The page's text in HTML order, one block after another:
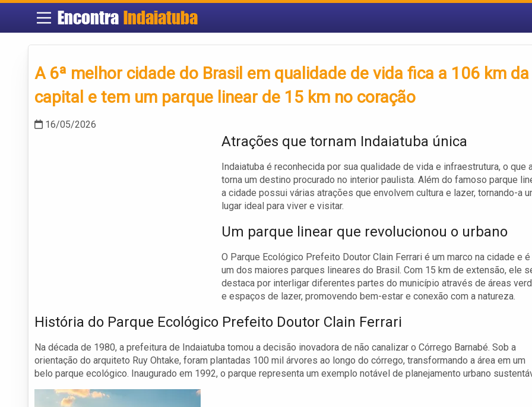
EncontraIndaiatuba
A 6ª melhor cidade do Brasil em qualidade de vida fica a 106 km da
capital e tem um parque linear de 15 km no coração
16/05/2026
Atrações que tornam Indaiatuba única
Indaiatuba é reconhecida por sua qualidade de vida e infraestrutura, o que
torna um destino procurado no interior paulista. Além do famoso parque
a cidade possui várias atrações que envolvem cultura e lazer, tornando-a
lugar ideal para viver e visitar.
Um parque linear que revolucionou o urbano
O Parque Ecológico Prefeito Doutor Clain Ferrari é um marco na cidade e é
um dos maiores parques lineares do Brasil. Com 15 km de extensão, ele
destaca por interligar diferentes partes do município através de áreas
e espaços de lazer, promovendo bem-estar e conexão com a natureza.
História do Parque Ecológico Prefeito Doutor Clain Ferrari
Na década de 1980, a prefeitura de Indaiatuba tomou a decisão inovadora de não canalizar o Córrego Barnabé. Sob a
orientação do arquiteto Ruy Ohtake, foram plantadas 100 mil árvores ao longo do córrego, transformando a área em um
belo parque ecológico. Inaugurado em 1992, o parque representa um exemplo notável de planejamento urbano